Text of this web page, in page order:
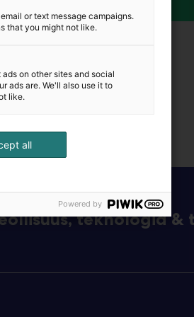
teknologia &
or text message campaigns.
that you might not like.
on other sites and social
ads are. We'll also use it to
like.
all
Powered by